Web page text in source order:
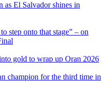
as El Salvador shines in
step onto that stage” – on
gold to wrap up Oran 2026
champion for the third time in